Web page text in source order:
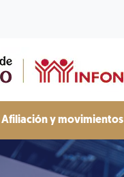
Afiliación y movimientos